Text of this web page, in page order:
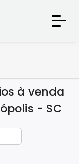
à venda
- SC